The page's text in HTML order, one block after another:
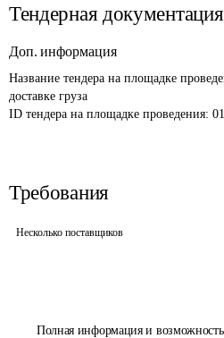
Полная информация и возможность
Тендерная документация
Доп. информация
Название тендера на площадке
доставке груза
ID тендера на площадке проведения:
Требования
Несколько поставщиков